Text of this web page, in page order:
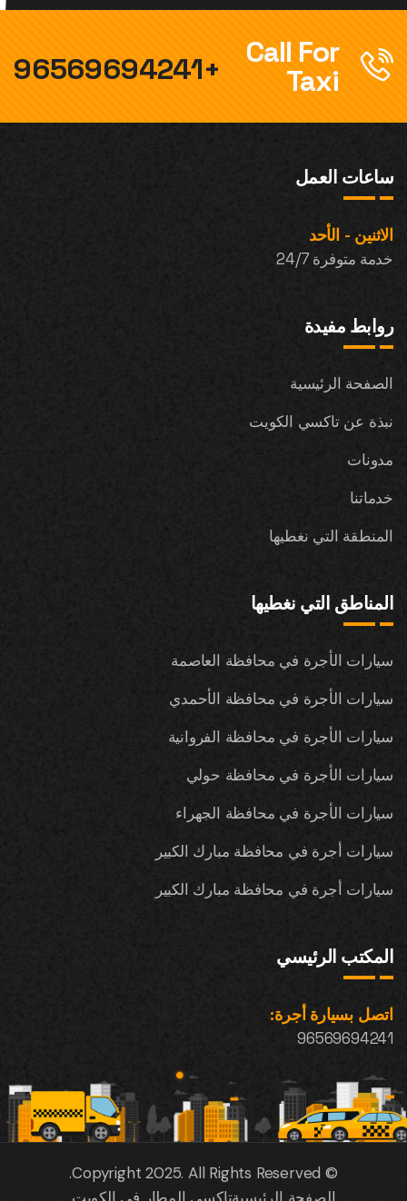
Call For
Taxi
+96569694241
ساعات العمل
الاثنين - الأحد
خدمة متوفرة 24/7
روابط مفيدة
الصفحة الرئيسية
نبذة عن تاكسي الكويت
مدونات
خدماتنا
المنطقة التي نغطيها
المناطق التي نغطيها
سيارات الأجرة في محافظة العاصمة
سيارات الأجرة في محافظة الأحمدي
سيارات الأجرة في محافظة الفروانية
سيارات الأجرة في محافظة حولي
سيارات الأجرة في محافظة الجهراء
سيارات أجرة في محافظة مبارك الكبير
سيارات أجرة في محافظة مبارك الكبير
المكتب الرئيسي
اتصل بسيارة أجرة:
96569694241
© Copyright 2025. All Rights Reserved.